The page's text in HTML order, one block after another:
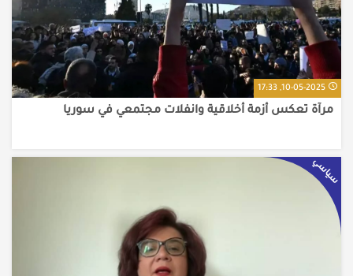
10-05-2025, 17:33
مرآة تعكس أزمة أخلاقية وانفلات مجتمعي في سوريا
سياسي